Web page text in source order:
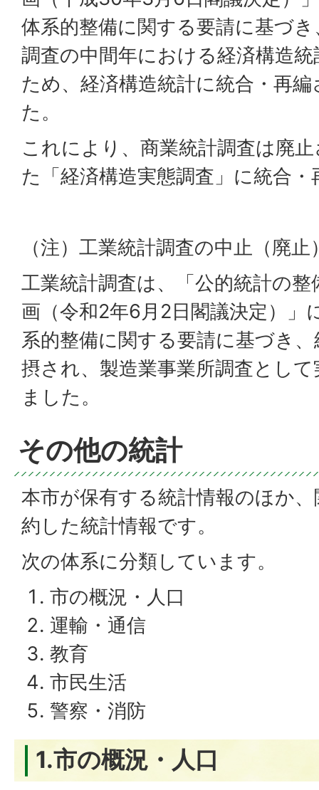
体系的整備に関する要請に基づ
調査の中間年における経済構造
ため、経済構造統計に統合・再
た。
これにより、商業統計調査は廃
た「経済構造実態調査」に統合
（注）工業統計調査の中止（廃
工業統計調査は、「公的統計の
画（令和2年6月2日閣議決定）」
系的整備に関する要請に基づき
摂され、製造業事業所調査とし
ました。
その他の統計
本市が保有する統計情報のほか
約した統計情報です。
次の体系に分類しています。
市の概況・人口
運輸・通信
教育
市民生活
警察・消防
1.市の概況・人口